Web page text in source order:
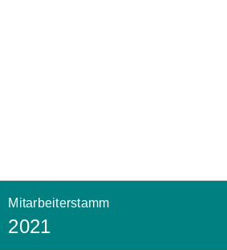
Mitarbeiterstamm
2021